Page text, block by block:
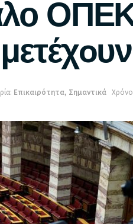
Επικαιρότητα, Σημαντικά